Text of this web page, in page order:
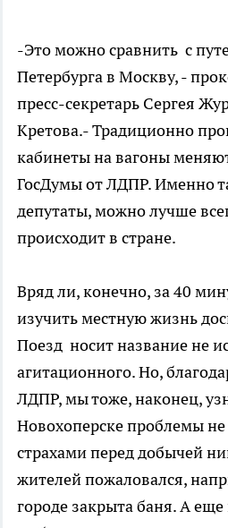
-Это можно сравнить с
Петербурга в Москву, -
пресс-секретарь Сергея
Кретова.- Традиционно
кабинеты на вагоны
ГосДумы от ЛДПР. Именно
депутаты, можно лучше
происходит в стране.
Вряд ли, конечно, за 40
изучить местную жизнь
Поезд носит название не
агитационного. Но,
ЛДПР, мы тоже, наконец,
Новохоперске проблемы
страхами перед добычей
жителей пожаловался,
городе закрыта баня. А